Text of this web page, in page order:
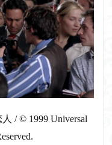
/ © 1999 Universal